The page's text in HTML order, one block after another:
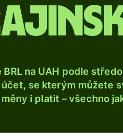
na UAH podle
se kterým můžete
i platit – všechno